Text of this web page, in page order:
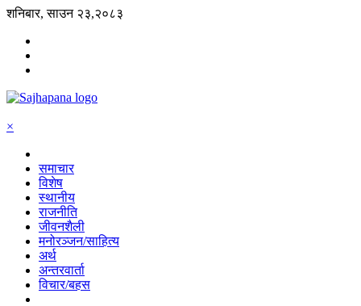
शनिबार, साउन २३,२०८३
×
समाचार
विशेष
स्थानीय
राजनीति
जीवनशैली
मनोरञ्जन/साहित्य
अर्थ
अन्तरवार्ता
विचार/बहस